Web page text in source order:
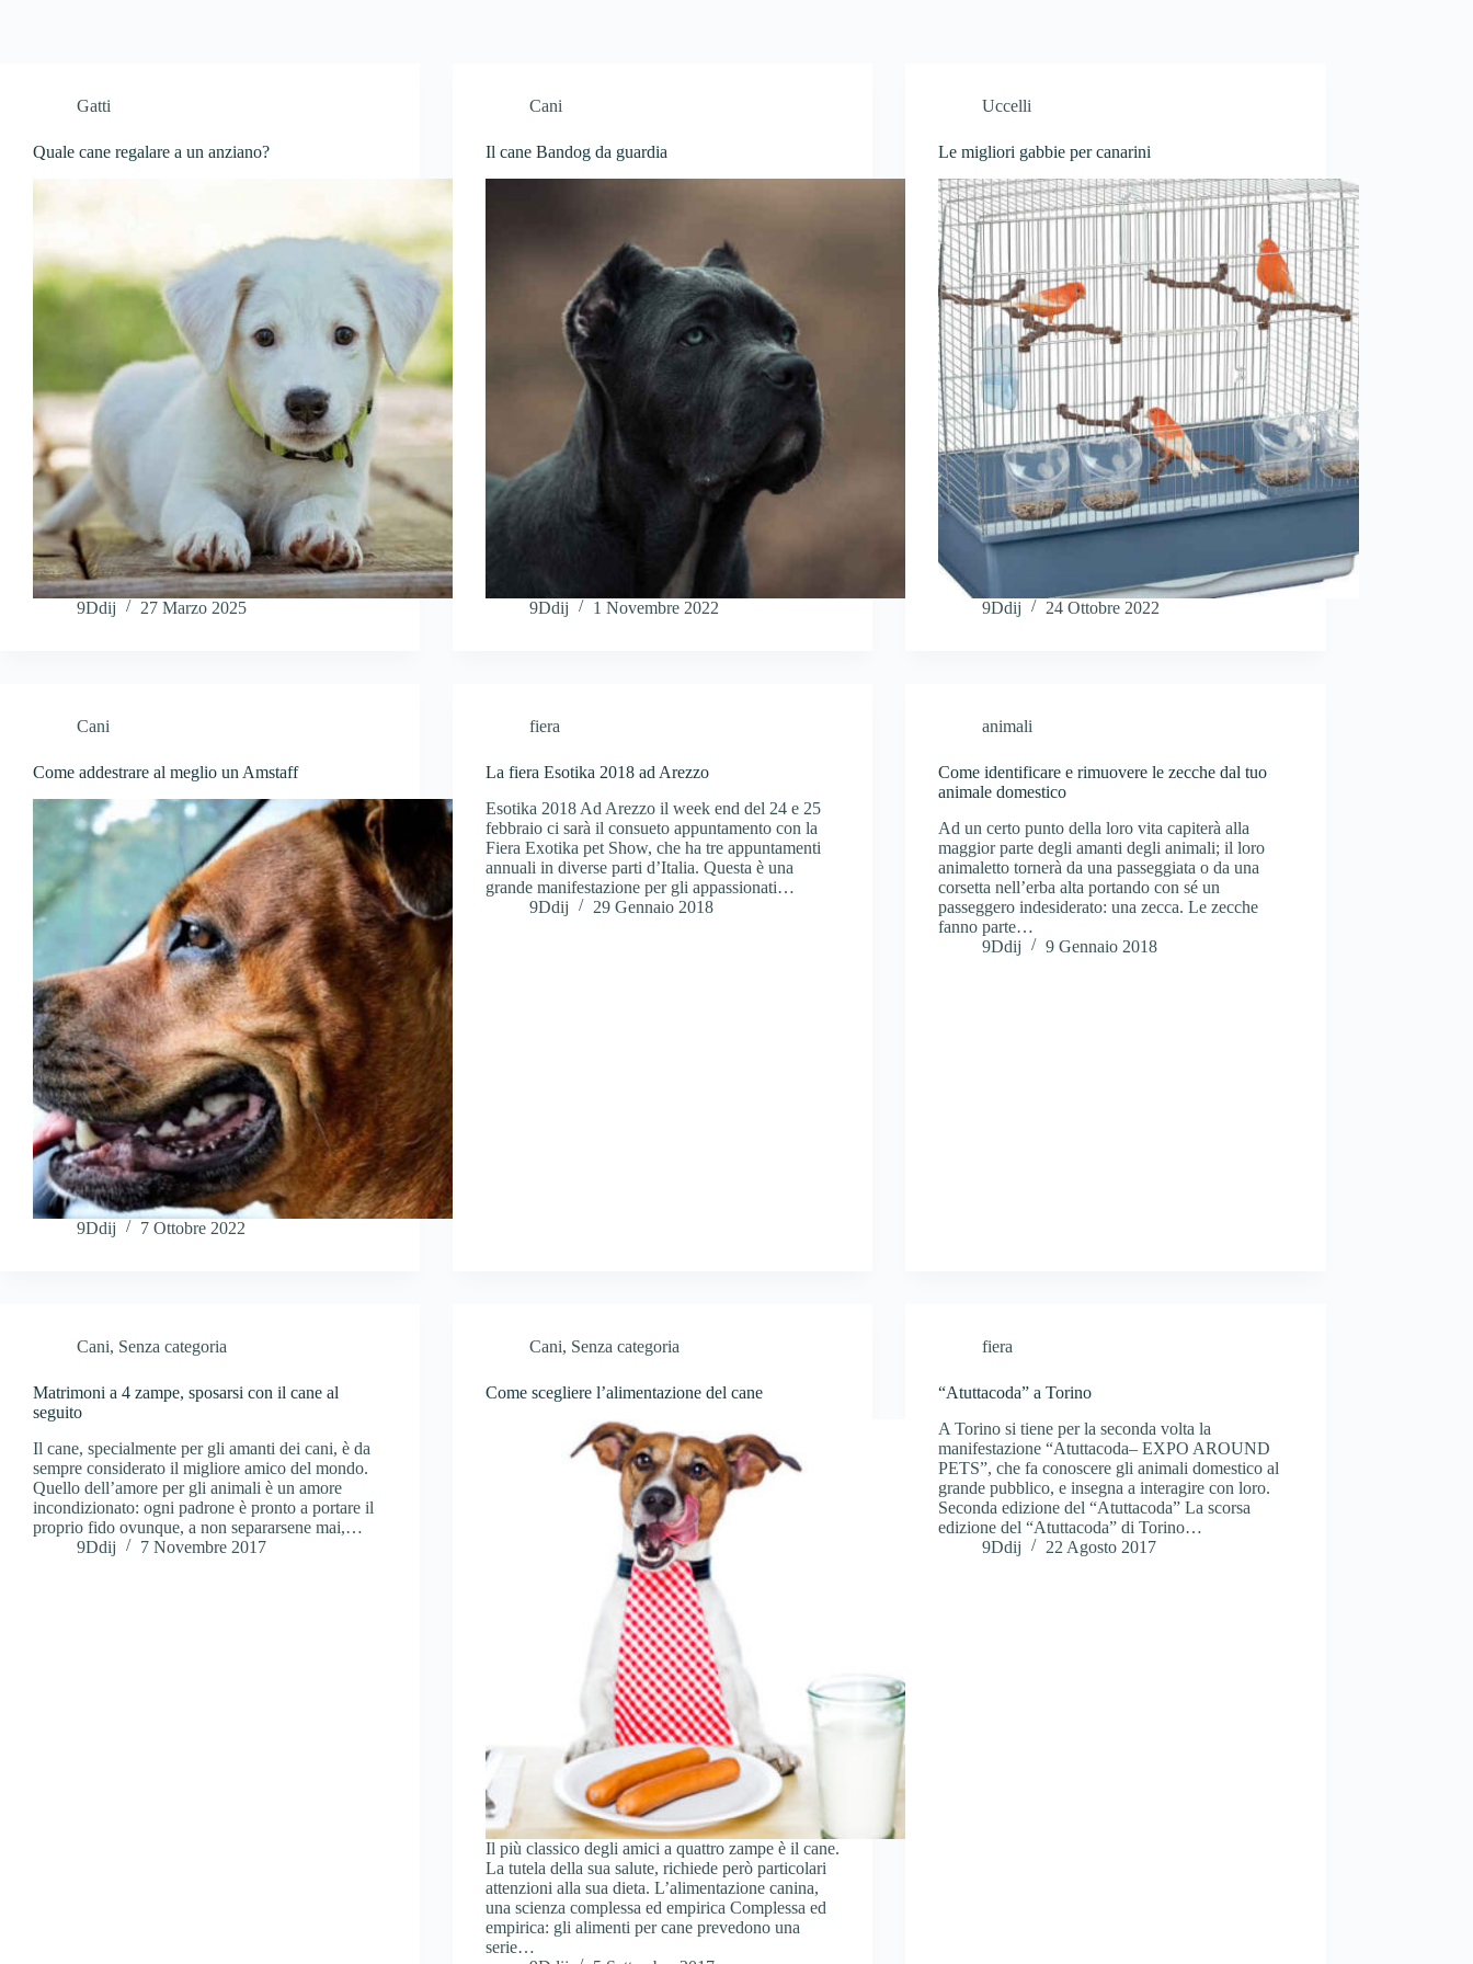
Gatti
Quale cane regalare a un anziano?
9Ddij 27 Marzo 2025
Cani
Il cane Bandog da guardia
9Ddij 1 Novembre 2022
Uccelli
Le migliori gabbie per canarini
9Ddij 24 Ottobre 2022
Cani
Come addestrare al meglio un Amstaff
9Ddij 7 Ottobre 2022
fiera
La fiera Esotika 2018 ad Arezzo
Esotika 2018 Ad Arezzo il week end del 24 e 25
febbraio ci sarà il consueto appuntamento con la
Fiera Exotika pet Show, che ha tre appuntamenti
annuali in diverse parti d’Italia. Questa è una
grande manifestazione per gli appassionati…
9Ddij
29 Gennaio 2018
animali
Come identificare e rimuovere le zecche dal tuo
animale domestico
Ad un certo punto della loro vita capiterà alla
maggior parte degli amanti degli animali; il loro
animaletto tornerà da una passeggiata o da una
corsetta nell’erba alta portando con sé un
passeggero indesiderato: una zecca. Le zecche
fanno parte…
9Ddij
9 Gennaio 2018
Cani, Senza categoria
Matrimoni a 4 zampe, sposarsi con il cane al
seguito
Il cane, specialmente per gli amanti dei cani, è da
sempre considerato il migliore amico del mondo.
Quello dell’amore per gli animali è un amore
incondizionato: ogni padrone è pronto a portare il
proprio fido ovunque, a non separarsene mai,…
9Ddij
7 Novembre 2017
Cani, Senza categoria
Come scegliere l’alimentazione del cane
Il più classico degli amici a quattro zampe è il cane.
La tutela della sua salute, richiede però particolari
attenzioni alla sua dieta. L’alimentazione canina,
una scienza complessa ed empirica Complessa ed
empirica: gli alimenti per cane prevedono una
serie…
fiera
“Atuttacoda” a Torino
A Torino si tiene per la seconda volta la
manifestazione “Atuttacoda– EXPO AROUND
PETS”, che fa conoscere gli animali domestico al
grande pubblico, e insegna a interagire con loro.
Seconda edizione del “Atuttacoda” La scorsa
edizione del “Atuttacoda” di Torino…
9Ddij
22 Agosto 2017